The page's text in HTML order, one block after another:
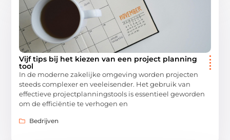
Vijf tips bij het kiezen van een project planning
tool
In de moderne zakelijke omgeving worden projecten
steeds complexer en veeleisender. Het gebruik van
effectieve projectplanningstools is essentieel geworden
om de efficiëntie te verhogen en
Bedrijven